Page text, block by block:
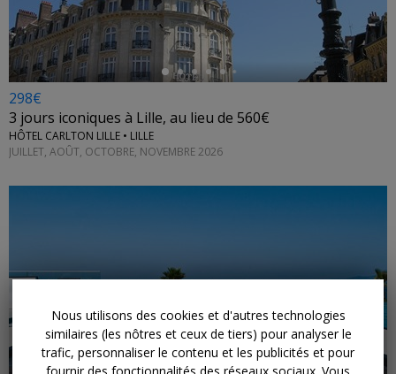
298€
3 jours iconiques à Lille, au lieu de 560€
HÔTEL CARLTON LILLE • LILLE
JUILLET, AOÛT, OCTOBRE, NOVEMBRE 2026
Nous utilisons des cookies et d'autres technologies
similaires (les nôtres et ceux de tiers) pour analyser le
trafic, personnaliser le contenu et les publicités et pour
fournir des fonctionnalités des réseaux sociaux. Vous